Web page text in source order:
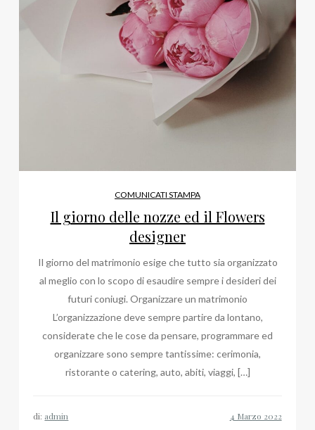
COMUNICATI STAMPA
Il giorno delle nozze ed il Flowers
designer
Il giorno del matrimonio esige che tutto sia organizzato
al meglio con lo scopo di esaudire sempre i desideri dei
futuri coniugi. Organizzare un matrimonio
L’organizzazione deve sempre partire da lontano,
considerate che le cose da pensare, programmare ed
organizzare sono sempre tantissime: cerimonia,
ristorante o catering, auto, abiti, viaggi, […]
di: admin